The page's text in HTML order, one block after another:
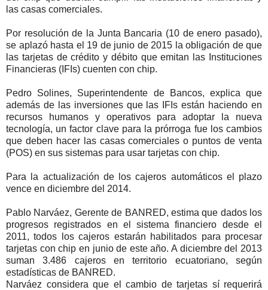
las casas comerciales.
Por resolución de la Junta Bancaria (10 de enero pasado),
se aplazó hasta el 19 de junio de 2015 la obligación de que
las tarjetas de crédito y débito que emitan las Instituciones
Financieras (IFIs) cuenten con chip.
Pedro Solines, Superintendente de Bancos, explica que
además de las inversiones que las IFIs están haciendo en
recursos humanos y operativos para adoptar la nueva
tecnología, un factor clave para la prórroga fue los cambios
que deben hacer las casas comerciales o puntos de venta
(POS) en sus sistemas para usar tarjetas con chip.
Para la actualización de los cajeros automáticos el plazo
vence en diciembre del 2014.
Pablo Narváez, Gerente de BANRED, estima que dados los
progresos registrados en el sistema financiero desde el
2011, todos los cajeros estarán habilitados para procesar
tarjetas con chip en junio de este año. A diciembre del 2013
suman 3.486 cajeros en territorio ecuatoriano, según
estadísticas de BANRED.
Narváez considera que el cambio de tarjetas sí requerirá